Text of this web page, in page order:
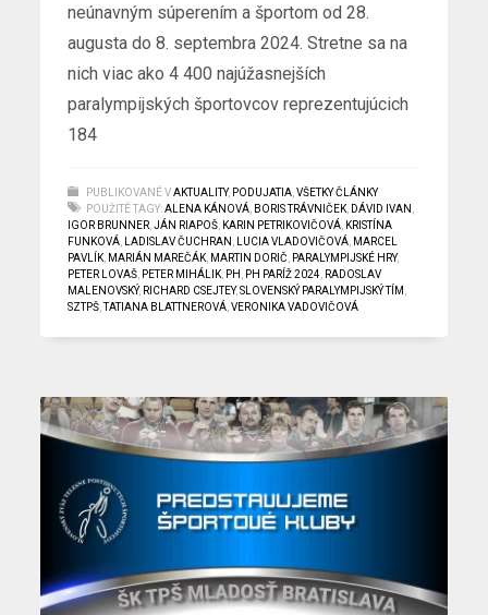
neúnavným súperením a športom od 28.
augusta do 8. septembra 2024. Stretne sa na
nich viac ako 4 400 najúžasnejších
paralympijských športovcov reprezentujúcich
184
PUBLIKOVANÉ V AKTUALITY, PODUJATIA ,VŠETKY ČLÁNKY
POUŽITÉ TAGY: ALENA KÁNOVÁ BORIS TRÁVNIČEK DÁVID IVAN
IGOR BRUNNER ,JÁN RIAPOŠ KARIN PETRIKOVIČOVÁ KRISTÍNA
FUNKOVÁ
LADISLAV ČUCHRAN LUCIA VLADOVIČOVÁ MARCEL
PAVLÍK MARIÁN MAREČÁK MARTIN DORIČ PARALYMPIJSKÉ HRY,
PETER LOVAŠ PETER MIHÁLIK PH PH PARÍŽ 2024
RADOSLAV
MALENOVSKÝ, RICHARD CSEJTEY,SLOVENSKÝ PARALYMPIJSKÝ TÍM
SZTPŠ ,TATIANA BLATTNEROVÁ ,VERONIKA VADOVIČOVÁ